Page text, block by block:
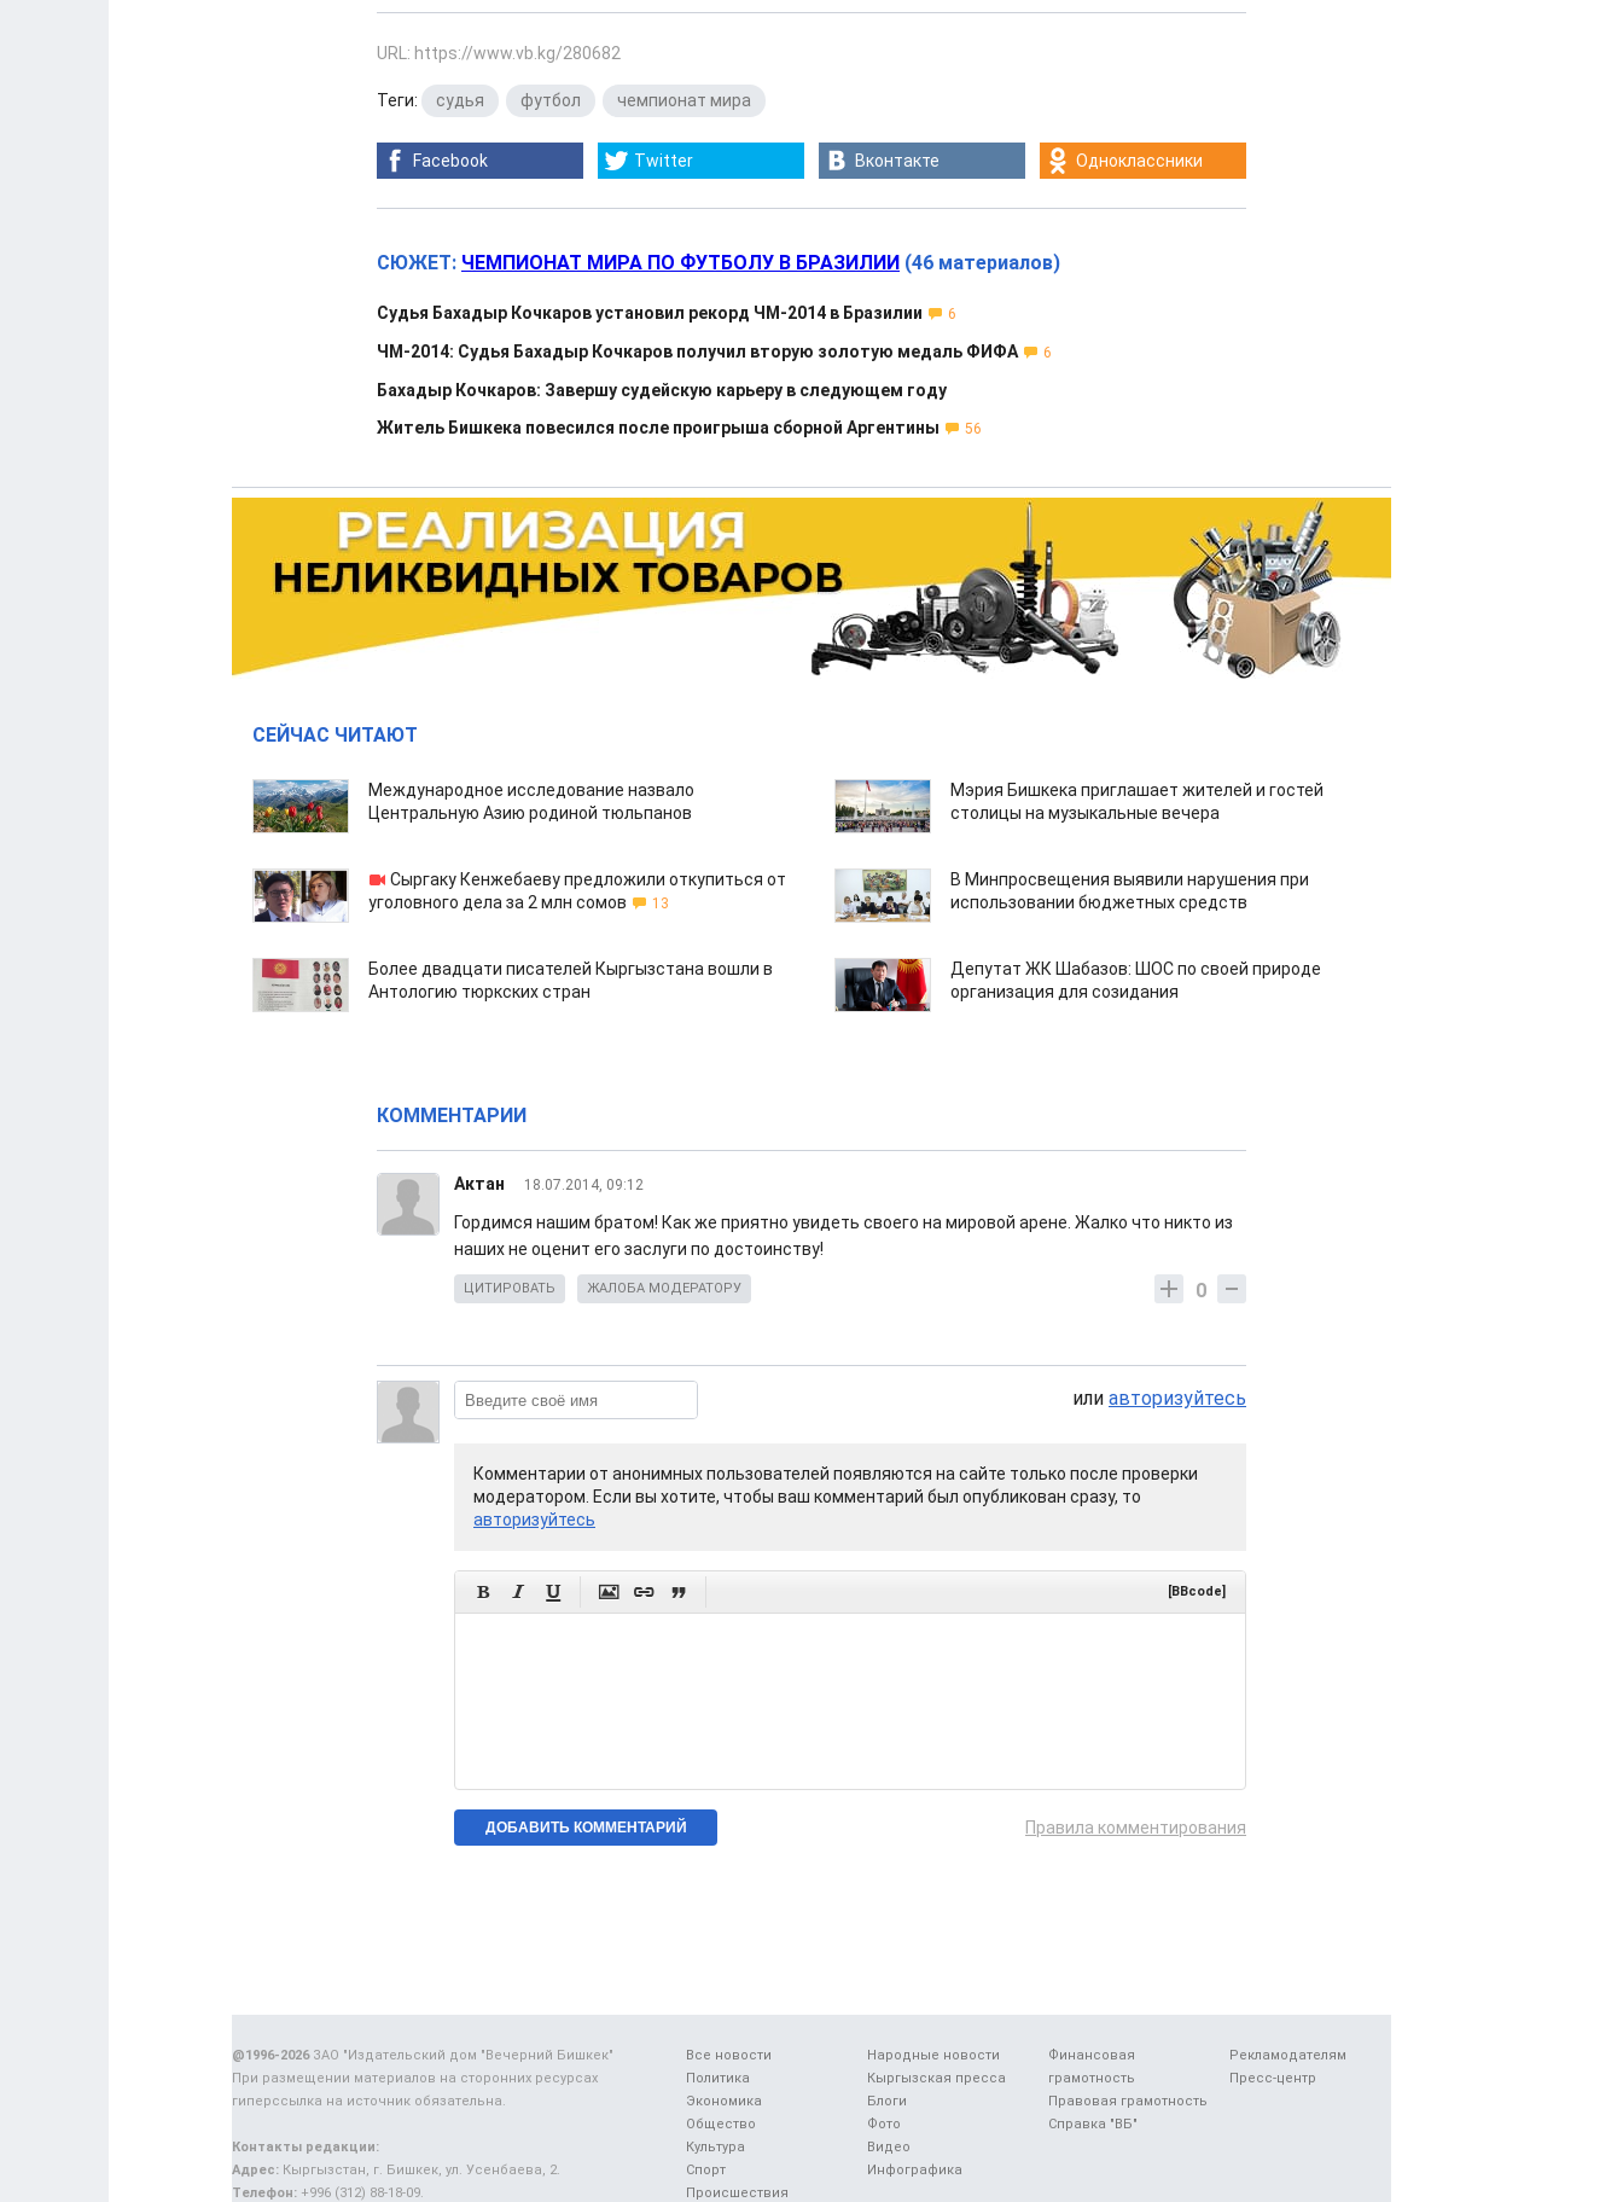
URL: https://www.vb.kg/280682
Теги: судья футбол чемпионат мира
Facebook Twitter Вконтакте Одноклассники
СЮЖЕТ: ЧЕМПИОНАТ МИРА ПО ФУТБОЛУ В БРАЗИЛИИ (46 материалов)
Судья Бахадыр Кочкаров установил рекорд ЧМ-2014 в Бразилии 6
ЧМ-2014: Судья Бахадыр Кочкаров получил вторую золотую медаль ФИФА 6
Бахадыр Кочкаров: Завершу судейскую карьеру в следующем году
Житель Бишкека повесился после проигрыша сборной Аргентины
56
СЕЙЧАС ЧИТАЮТ
Международное исследование назвало
Центральную Азию родиной тюльпанов
Мэрия Бишкека приглашает жителей и гостей
столицы на музыкальные вечера
Сыргаку Кенжебаеву предложили откупиться от
уголовного дела за 2 млн сомов
13
В Минпросвещения выявили нарушения при
использовании бюджетных средств
Более двадцати писателей Кыргызстана вошли в
Антологию тюркских стран
Депутат ЖК Шабазов: ШОС по своей природе
организация для созидания
КОММЕНТАРИИ
Актан 18.07.2014, 09:12
Гордимся нашим братом! Как же приятно увидеть своего на мировой арене. Жалко что никто из
наших не оценит его заслуги по достоинству!
0
ЦИТИРОВАТЬ ЖАЛОБА МОДЕРАТОРУ
или авторизуйтесь
Комментарии от анонимных пользователей появляются на сайте только после проверки
модератором. Если вы хотите, чтобы ваш комментарий был опубликован сразу, то
авторизуйтесь
      [BBcode]
Правила комментирования
Все новости
Политика
Экономика
Общество
Культура
Спорт
Происшествия
Народные новости
Кыргызская пресса
Блоги
Фото
Видео
Инфографика
Финансовая
грамотность
Правовая грамотность
Справка "ВБ"
Рекламодателям
Пресс-центр
@1996-2026ЗАО "Издательский дом "Вечерний Бишкек"
При размещении материалов на сторонних ресурсах
гиперссылка на источник обязательна.
Контакты редакции:
Адрес: Кыргызстан, г. Бишкек, ул. Усенбаева, 2.
Телефон: +996 (312) 88-18-09.